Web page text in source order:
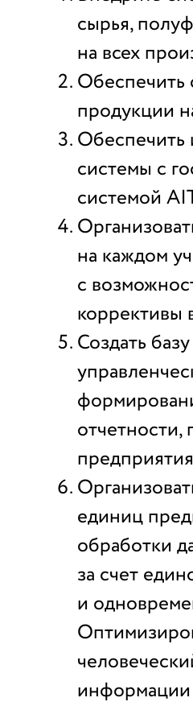
сырья,
на всех
Обеспечить
продукции
системы с
системой
на каждом
с
коррективы
Создать
отчетности,
единиц
обработки
за счет
и
информации